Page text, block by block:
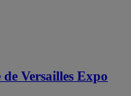
Versailles Expo